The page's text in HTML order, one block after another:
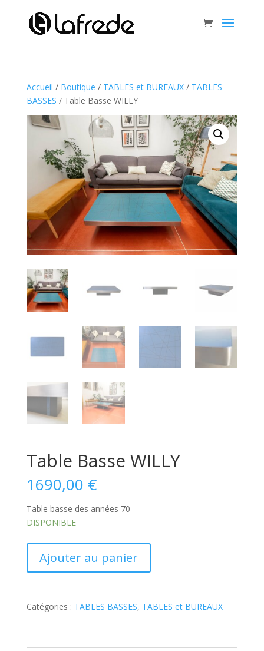
Accueil / Boutique / TABLES et BUREAUX/ TABLES
BASSES / Table Basse WILLY
Table Basse WILLY
1690,00 €
Table basse des années 70
DISPONIBLE
Table
WILLY
Ajouter au panier
Catégories : TABLES BASSES, TABLES et BUREAUX